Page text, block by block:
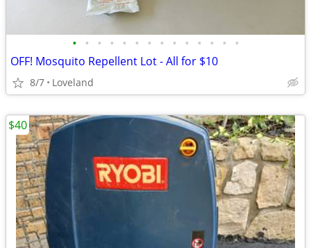
• • • • • • • • • • • • • •
OFF! Mosquito Repellent Lot - All for $10
8/7 Loveland
$40